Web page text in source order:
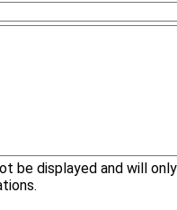
be displayed and will